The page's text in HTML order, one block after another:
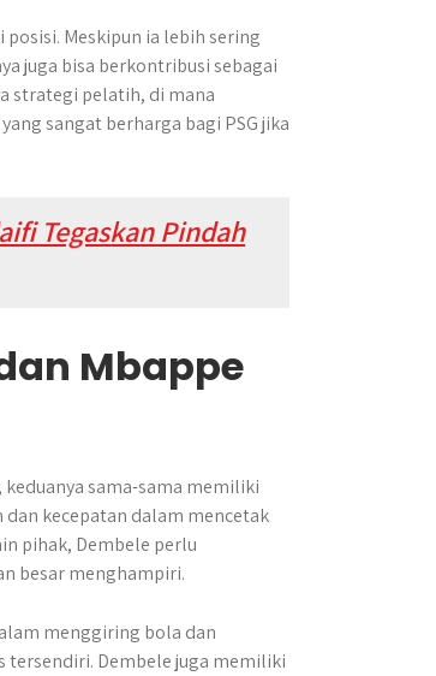
Meskipun ia lebih sering
juga bisa berkontribusi sebagai
strategi pelatih, di mana
sangat berharga bagi PSG jika
Tegaskan Pindah
Mbappe
sama-sama memiliki
kecepatan dalam mencetak
pihak, Dembele perlu
besar menghampiri.
menggiring bola dan
tersendiri. Dembele juga memiliki